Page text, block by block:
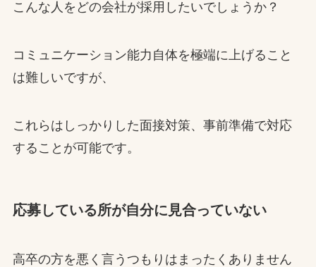
こんな人をどの会社が採用したいでしょうか？
コミュニケーション能力自体を極端に上げること
は難しいですが、
これらはしっかりした面接対策、事前準備で対応
することが可能です。
応募している所が自分に見合っていない
高卒の方を悪く言うつもりはまったくありません